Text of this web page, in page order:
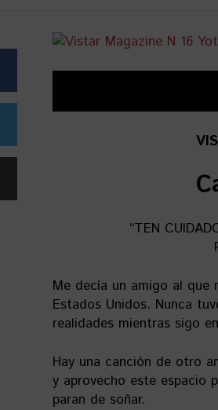
“TEN
Me decía un amigo al que
Estados Unidos. Nunca
realidades mientras sigo
Hay una canción de otro
y aprovecho este espacio
paran de soñar.